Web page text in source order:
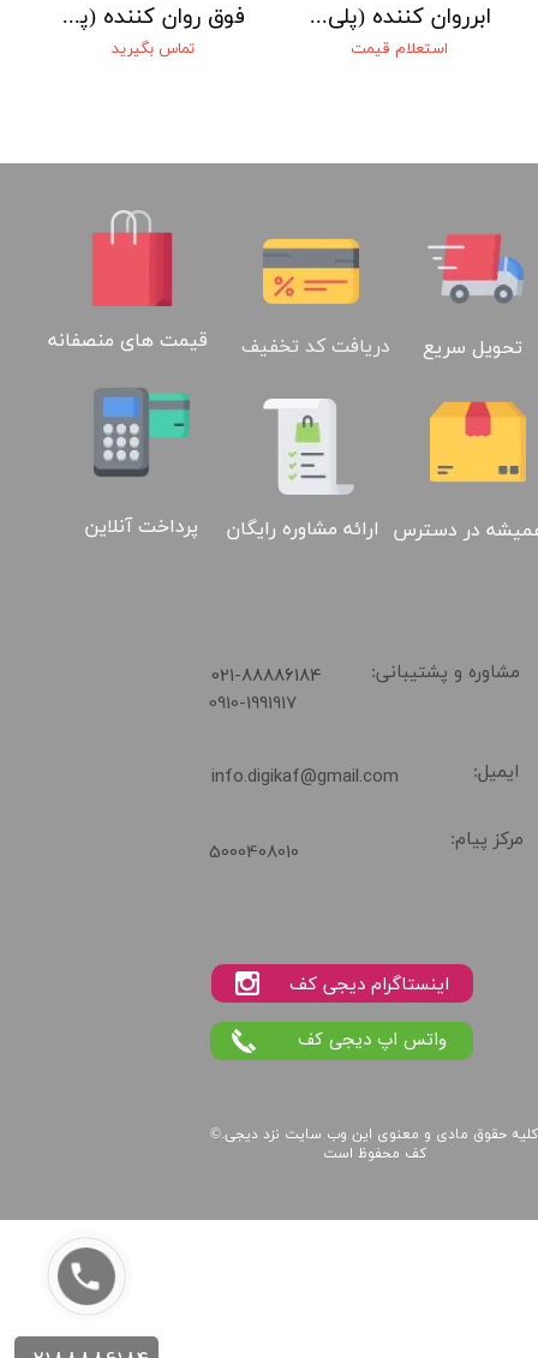
فوق روان کننده (پلی کربوکسیلاتی) BC20 بتن شیمی خاتم
تماس بگیرید
ابرروان کننده (پلی کربو کسیلاتی) BC23 بتن شیمی خاتم
استعلام قیمت
تحویل سریع دریافت کد تخفیف قیمت های منصفانه
در دسترس ارائه مشاوره رایگان پرداخت آنلاین
مشاوره و پشتیبانی: ​021-88886184
info.digikaf@gmail.com
©. کلیه حقوق مادی و معنوی این وب سایت نزددیجی
کف محفوظ است
ایمیل:
مرکز پیام: 5000408010
0910-1991917
واتس اپ دیجی کف